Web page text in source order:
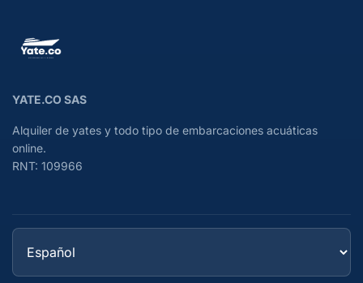
YATE.CO SAS
Alquiler de yates y todo tipo de embarcaciones acuáticas
online.
RNT: 109966